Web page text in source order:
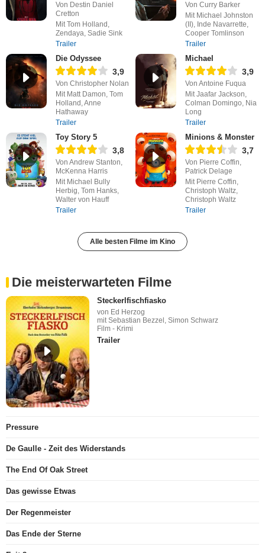
Von Destin Daniel
Cretton
Mit Tom Holland,
Zendaya, Sadie Sink
Trailer
Von Curry Barker
Mit Michael Johnston
(II), Inde Navarrette,
Cooper Tomlinson
Trailer
Die Odyssee
3,9
Von Christopher Nolan
Mit Matt Damon, Tom
Holland, Anne
Hathaway
Trailer
Michael
3,9
Von Antoine Fuqua
Mit Jaafar Jackson,
Colman Domingo, Nia
Long
Trailer
Toy Story 5
3,8
Von Andrew Stanton,
McKenna Harris
Mit Michael Bully
Herbig, Tom Hanks,
Walter von Hauff
Trailer
Minions & Monster
3,7
Von Pierre Coffin,
Patrick Delage
Mit Pierre Coffin,
Christoph Waltz,
Christoph Waltz
Trailer
Alle besten Filme im Kino
Die meisterwarteten Filme
Steckerlfischfiasko
von Ed Herzog
mit Sebastian Bezzel, Simon Schwarz
Film - Krimi
Trailer
Pressure
De Gaulle - Zeit des Widerstands
The End Of Oak Street
Das gewisse Etwas
Der Regenmeister
Das Ende der Sterne